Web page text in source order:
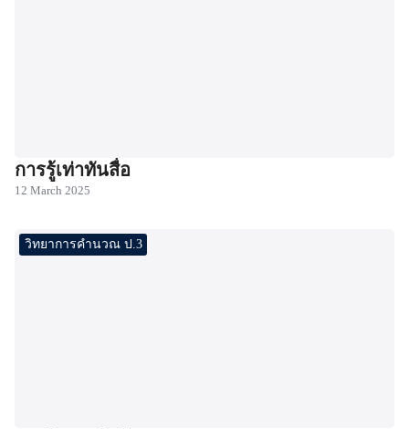
การรู้เท่าทันสื่อ
12 March 2025
วิทยาการคำนวณ ป.3